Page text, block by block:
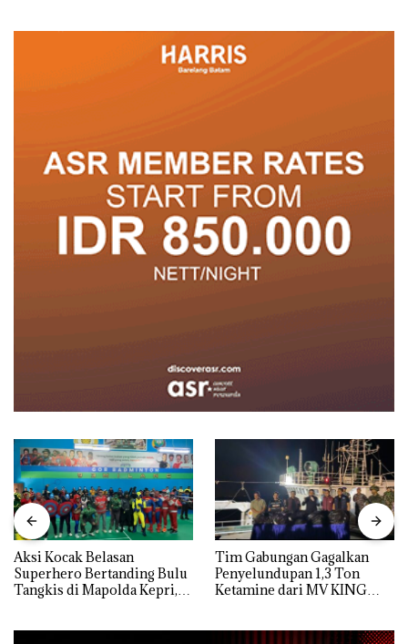
Aksi Kocak Belasan
Superhero Bertanding Bulu
Tangkis di Mapolda Kepri,
Tim Gabungan Gagalkan
Penyelundupan 1,3 Ton
Ketamine dari MV KING